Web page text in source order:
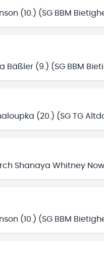
(10.) (SG BBM
Bäßler (9.) (SG BBM
(20.) (SG TG
Shanaya Whitney
(10.) (SG BBM